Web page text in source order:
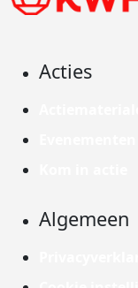
Acties
Algemeen